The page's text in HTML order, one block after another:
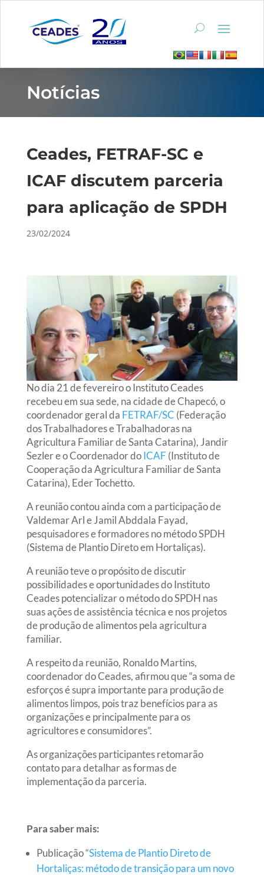
Notícias
Ceades, FETRAF-SC e
ICAF discutem parceria
para aplicação de SPDH
23/02/2024
No dia 21 de fevereiro o Instituto Ceades
recebeu em sua sede, na cidade de Chapecó, o
coordenador geral da FETRAF/SC (Federação
dos Trabalhadores e Trabalhadoras na
Agricultura Familiar de Santa Catarina), Jandir
Sezler e o Coordenador doICAF (Instituto de
Cooperação da Agricultura Familiar de Santa
Catarina), Eder Tochetto.
A reunião contou ainda com a participação de
Valdemar Arl e Jamil Abddala Fayad,
pesquisadores e formadores no método SPDH
(Sistema de Plantio Direto em Hortaliças).
A reunião teve o propósito de discutir
possibilidades e oportunidades do Instituto
Ceades potencializar o método do SPDH nas
suas ações de assistência técnica e nos projetos
de produção de alimentos pela agricultura
familiar.
A respeito da reunião, Ronaldo Martins,
coordenador do Ceades, afirmou que “a soma de
esforços é supra importante para produção de
alimentos limpos, pois traz benefícios para as
organizações e principalmente para os
agricultores e consumidores”.
As organizações participantes retomarão
contato para detalhar as formas de
implementação da parceria.
Para saber mais:
Publicação “Sistema de Plantio Direto de
Hortaliças: método de transição para um novo